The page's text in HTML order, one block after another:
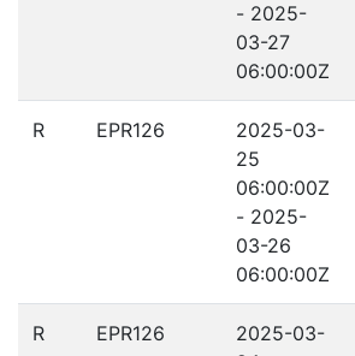
- 2025-
03-27
06:00:00Z
R EPR126
2025-03-
25
06:00:00Z
- 2025-
03-26
06:00:00Z
R EPR126
2025-03-